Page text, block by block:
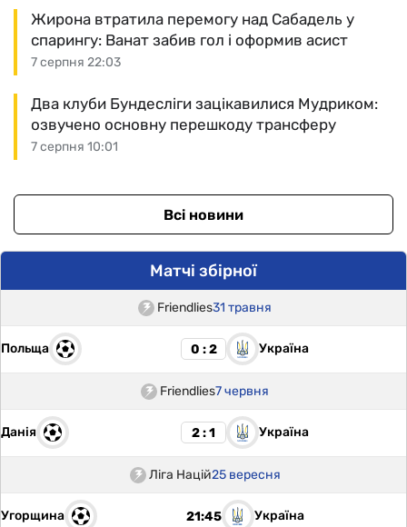
7 серпня 22:03
Жирона втратила перемогу над Сабадель у
спарингу: Ванат забив гол і оформив асист
7 серпня 10:01
Два клуби Бундесліги зацікавилися Мудриком:
озвучено основну перешкоду трансферу
Всі новини
Матчі збірної
Friendlies31 травня
Польща 0 : 2 Україна
Friendlies7 червня
Данія 2 : 1 Україна
Ліга Націй25 вересня
Угорщина 21:45 Україна